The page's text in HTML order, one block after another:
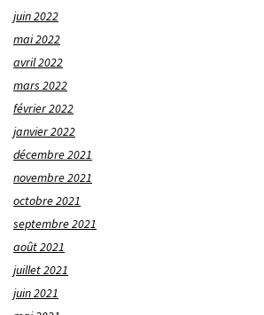
juin 2022
mai 2022
avril 2022
mars 2022
février 2022
janvier 2022
décembre 2021
novembre 2021
octobre 2021
septembre 2021
août 2021
juillet 2021
juin 2021